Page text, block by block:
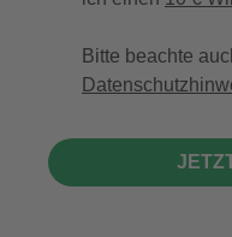
Bitte beachte